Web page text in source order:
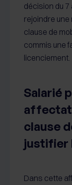
décision du 7
rejoindre
clause de
commis une
licenciement.
Salarié
clause
justifier
Dans cette